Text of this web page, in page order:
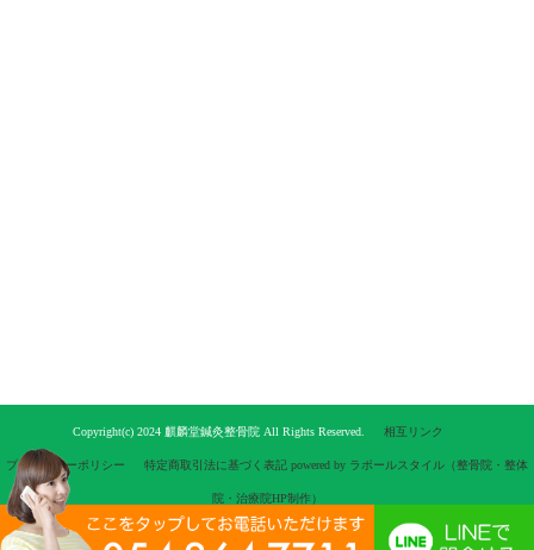
Copyright(c) 2024 麒麟堂鍼灸整骨院 All Rights Reserved. 相互リンク
プライバシーポリシー 特定商取引法に基づく表記 powered by ラポールスタイル（整骨院・整体
院・治療院HP制作）